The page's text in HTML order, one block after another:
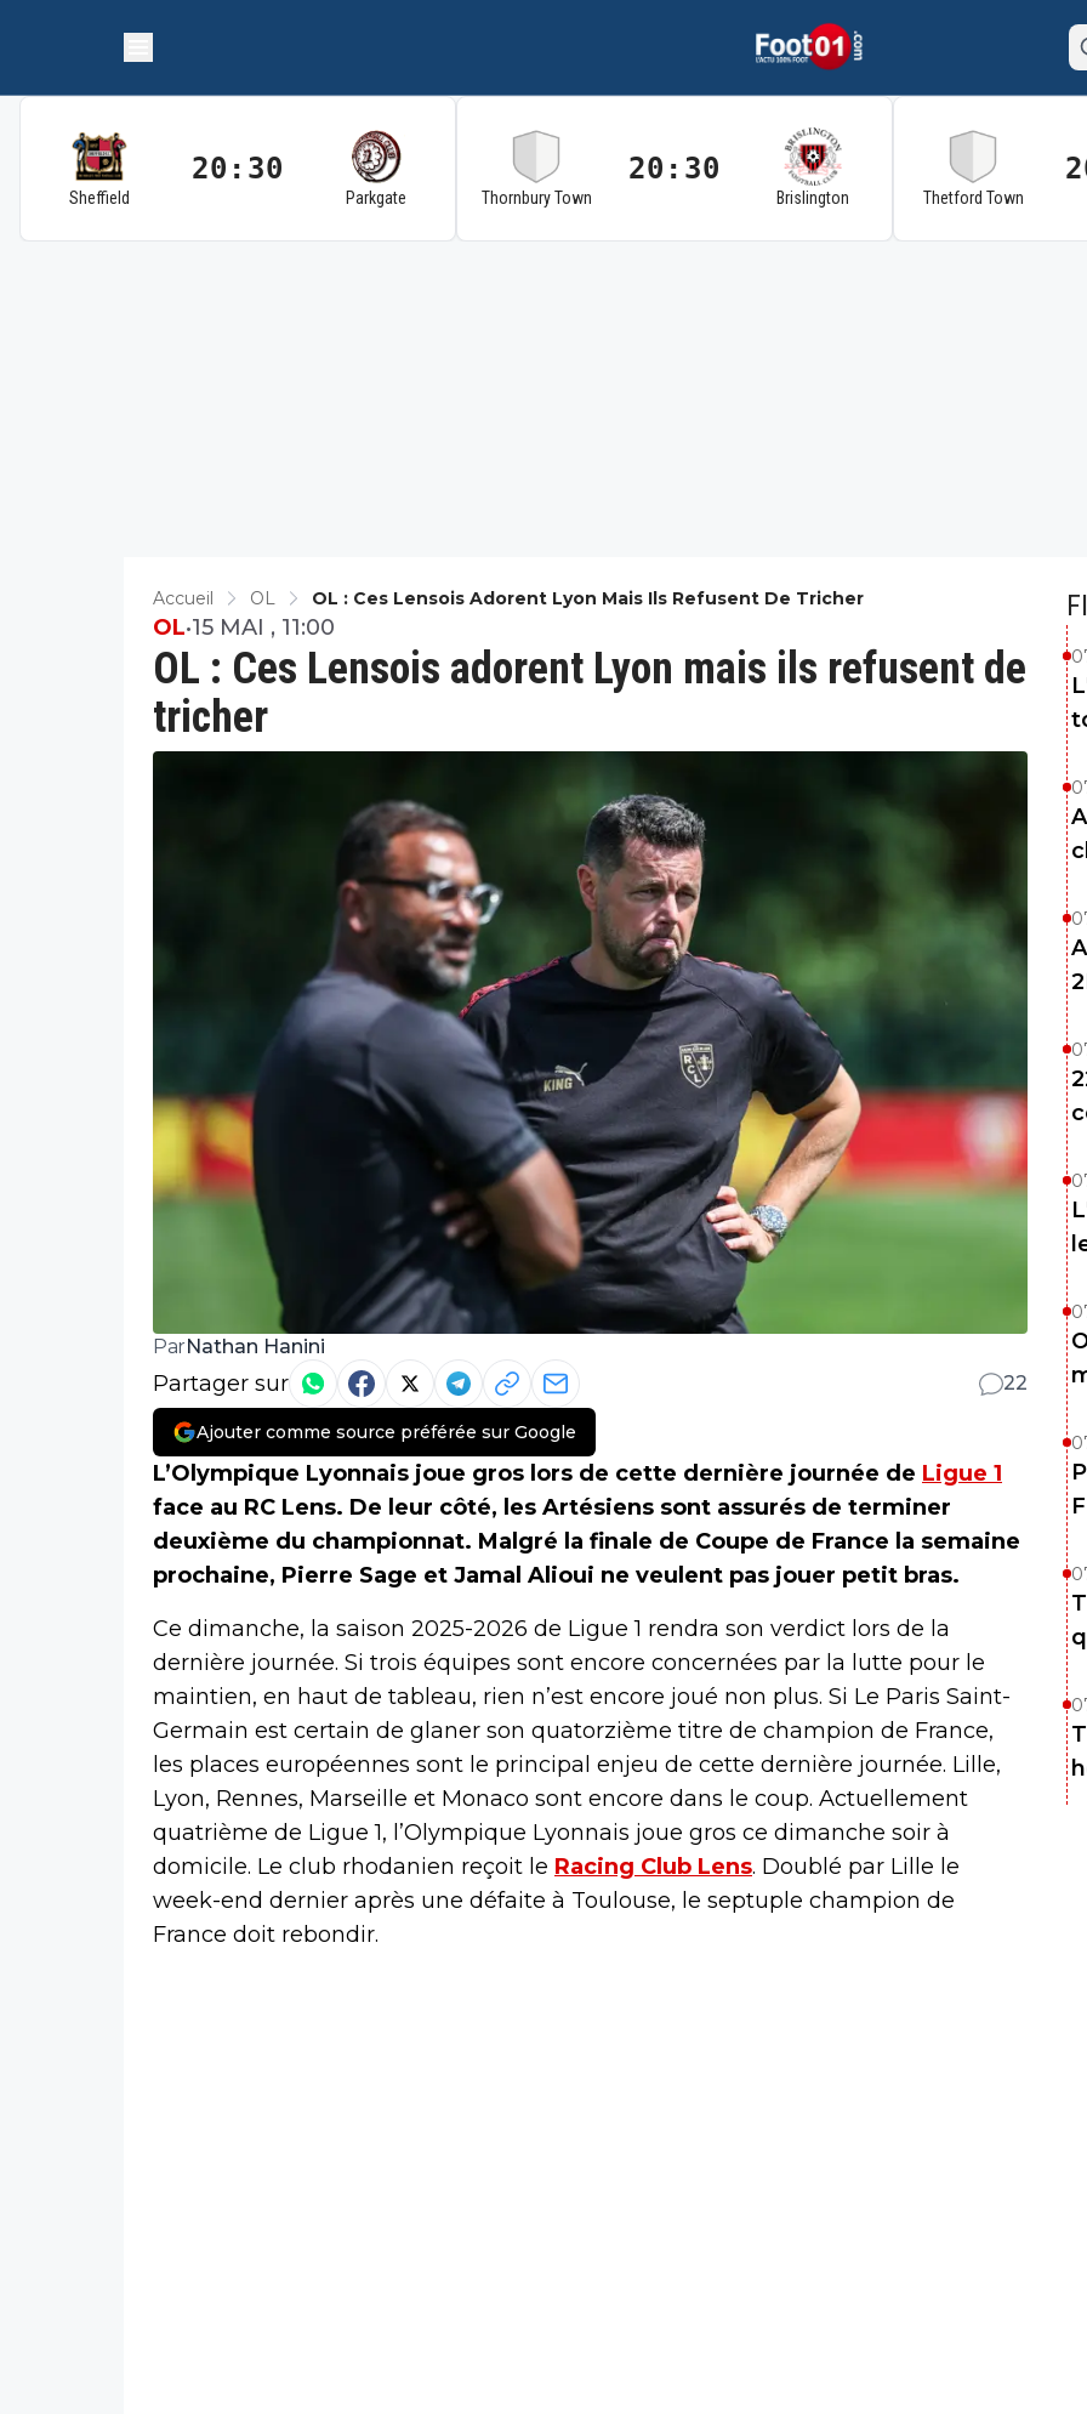
Sheffield
20:30
Parkgate Thornbury Town
20:30
Brislington Thetford Town
Accueil OL OL : Ces Lensois Adorent Lyon Mais Ils Refusent De Tricher
OL : Ces Lensois adorent Lyon mais ils refusent de
tricher
OL•15 MAI , 11:00
ParNathan Hanini
Partager sur 22
Ajouter comme source préférée sur Google
L’Olympique Lyonnais joue gros lors de cette dernière journée de Ligue 1
face au RC Lens. De leur côté, les Artésiens sont assurés de terminer
deuxième du championnat. Malgré la finale de Coupe de France la semaine
prochaine, Pierre Sage et Jamal Alioui ne veulent pas jouer petit bras.
Ce dimanche, la saison 2025-2026 de Ligue 1 rendra son verdict lors de la
dernière journée. Si trois équipes sont encore concernées par la lutte pour le
maintien, en haut de tableau, rien n’est encore joué non plus. Si Le Paris Saint-
Germain est certain de glaner son quatorzième titre de champion de France,
les places européennes sont le principal enjeu de cette dernière journée. Lille,
Lyon, Rennes, Marseille et Monaco sont encore dans le coup. Actuellement
quatrième de Ligue 1, l’Olympique Lyonnais joue gros ce dimanche soir à
domicile. Le club rhodanien reçoit le Racing Club Lens. Doublé par Lille le
week-end dernier après une défaite à Toulouse, le septuple champion de
France doit rebondir.